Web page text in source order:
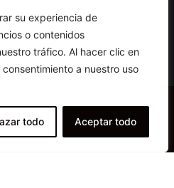
su experiencia de
o contenidos
tráfico. Al hacer clic en
a nuestro uso
todo Aceptar todo